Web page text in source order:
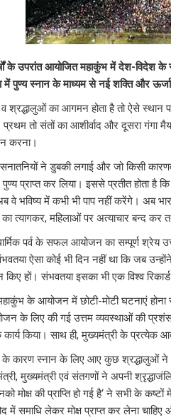
के उपरांत आयोजित महाकुंभ में देश-विदेश के
में पुण्य स्नान के माध्यम से नई शक्ति और
का आगमन होता है तो ऐसे स्थान
प्रथम तो संतों का आशीर्वाद और दूसरा
करना।
ने डुबकी लगाई और जो किसी
प्राप्त कर लिया। इससे प्रतीत होता है
वे भविष्य में कभी भी पाप नहीं करेंगे। अब
का त्यागकर, महिलाओं पर अत्याचार बन्द
पर्व के सफल आयोजन का सम्पूर्ण श्रेय
ऐसा कोई भी दिन नहीं था कि जब
किए हों। संभवतया इसका भी एक विश्व रिकार्ड
के आयोजन में छोटी-मोटी घटनाएं होना
के लिए की गई उत्तम व्यवस्थाओं की प्रशंसा
कार्य किया। साथ ही, मुख्यमंत्री के
कारण स्नान के लिए आए कुछ श्रद्धालुओं ने
मुख्यमंत्री एवं संतगणों ने अपनी
मोक्ष की प्राप्ति हो गई है‘ ने सभी के
में समाधि लेकर मोक्ष प्राप्त कर लेना